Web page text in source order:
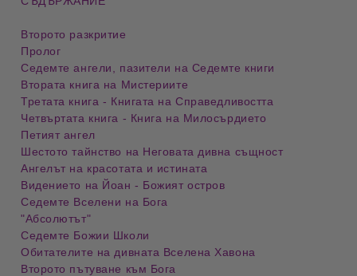
Второто разкритие
Пролог
Седемте ангели, пазители на Седемте книги
Втората книга на Мистериите
Третата книга - Книгата на Справедливостта
Четвъртата книга - Книга на Милосърдието
Петият ангел
Шестото тайнство на Неговата дивна същност
Ангелът на красотата и истината
Видението на Йоан - Божият остров
Седемте Вселени на Бога
"Абсолютът"
Седемте Божии Школи
Обитателите на дивната Вселена Хавона
Второто пътуване към Бога